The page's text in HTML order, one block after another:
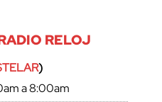
RELOJ
)
a 8:00am